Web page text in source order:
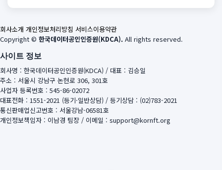
회사소개 개인정보처리방침 서비스이용약관
Copyright © 한국데이터공인인증원(KDCA). All rights reserved.
사이트 정보
회사명 : 한국데이터공인인증원(KDCA) / 대표 : 김승일
주소 : 서울시 강남구 논현로 306, 301호
사업자 등록번호 : 545-86-02072
대표전화 : 1551-2021 (등기·일반상담) / 등기상담 : (02)783-2021
통신판매업신고번호 : 서울강남-06581호
개인정보책임자 : 이남경 팀장 / 이메일 : support@kornft.org